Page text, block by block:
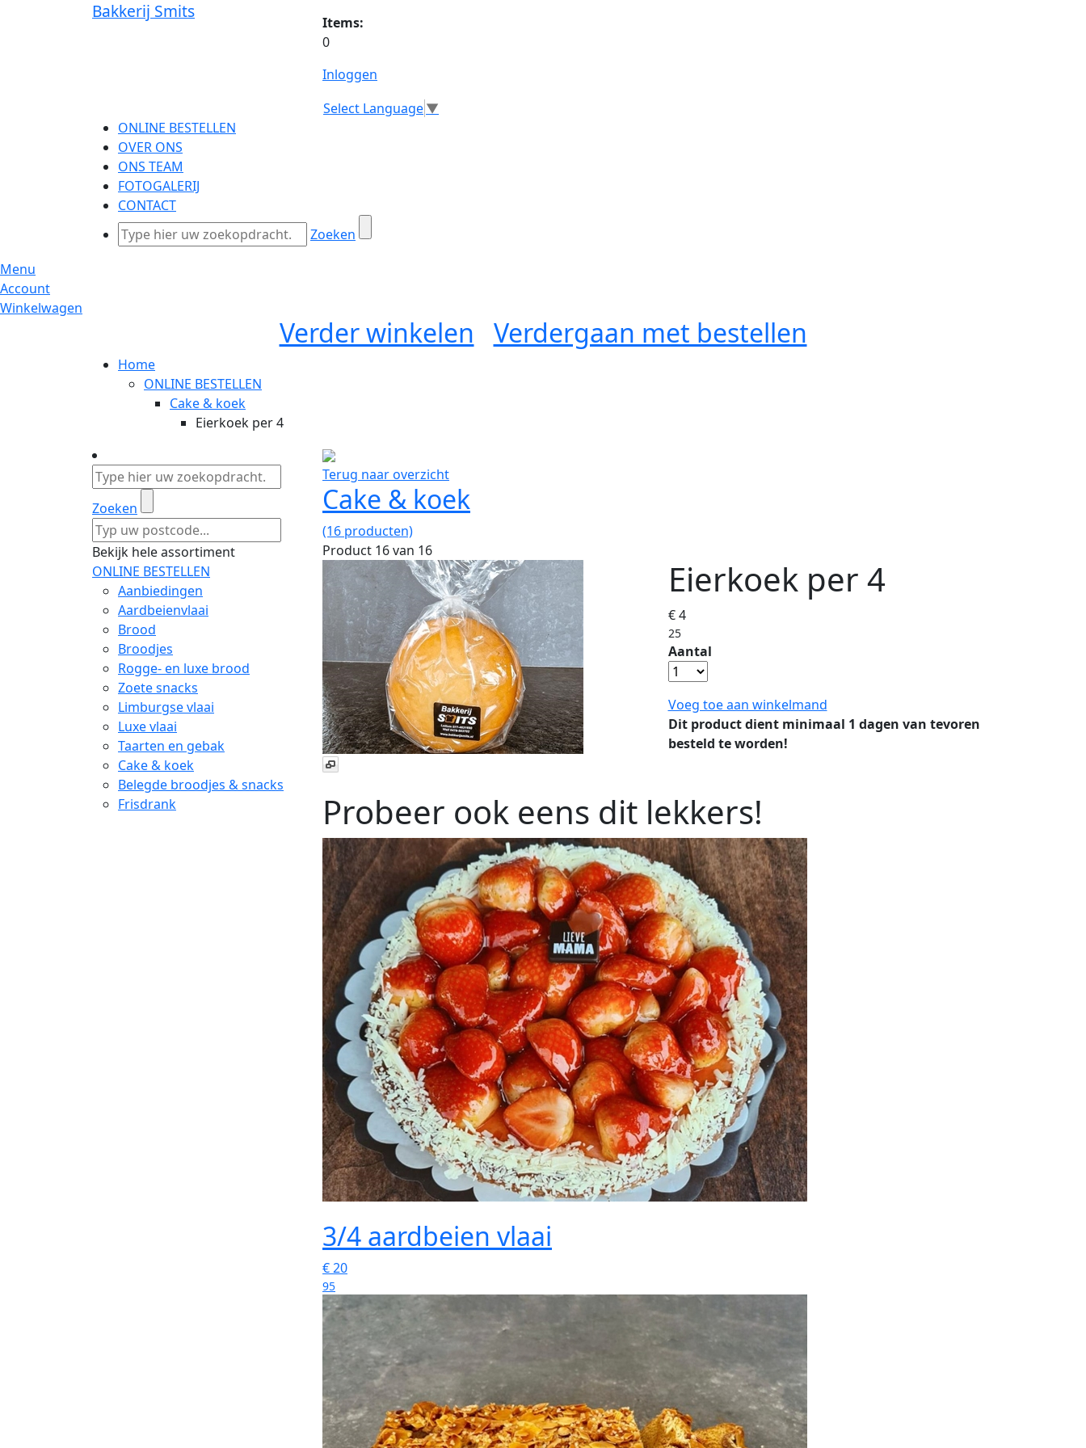
Bakkerij Smits
Items:
0
Inloggen
Select Language▼
ONLINE BESTELLEN
OVER ONS
ONS TEAM
FOTOGALERIJ
CONTACT
Zoeken
Menu
Account
Winkelwagen
Verder winkelen Verdergaan met bestellen
Home
ONLINE BESTELLEN
Cake & koek
Eierkoek per 4
Zoeken
Bekijk hele assortiment
ONLINE BESTELLEN
Aanbiedingen
Aardbeienvlaai
Brood
Broodjes
Rogge- en luxe brood
Zoete snacks
Limburgse vlaai
Luxe vlaai
Taarten en gebak
Cake & koek
Belegde broodjes & snacks
Frisdrank
Terug naar overzicht
Cake & koek
(16 producten)
Product 16 van 16
Eierkoek per 4
€ 4
25
Aantal
Voeg toe aan winkelmand
Dit product dient minimaal 1 dagen van tevoren
besteld te worden!
Probeer ook eens dit lekkers!
3/4 aardbeien vlaai
€20
95